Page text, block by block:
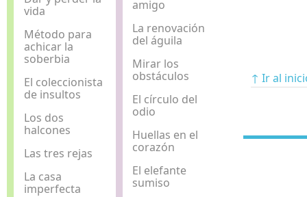
vida
Método para
achicar la
soberbia
El coleccionista
de insultos
Los dos
halcones
Las tres rejas
La casa
imperfecta
amigo
La renovación
del águila
Mirar los
obstáculos
El círculo del
odio
Huellas en el
corazón
El elefante
sumiso
↑ Ir al